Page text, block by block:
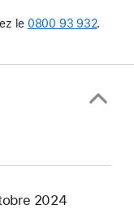
le 0800 93 932.
2024